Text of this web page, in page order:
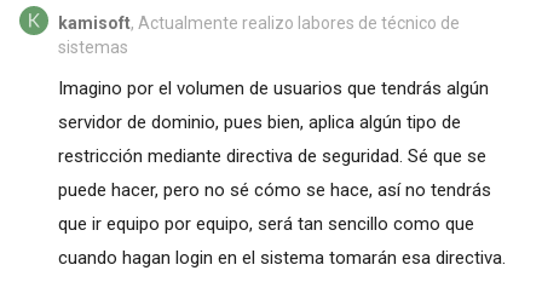
kamisoft, Actualmente realizo labores de técnico de
sistemas
Imagino por el volumen de usuarios que tendrás algún
servidor de dominio, pues bien, aplica algún tipo de
restricción mediante directiva de seguridad. Sé que se
puede hacer, pero no sé cómo se hace, así no tendrás
que ir equipo por equipo, será tan sencillo como que
cuando hagan login en el sistema tomarán esa directiva.